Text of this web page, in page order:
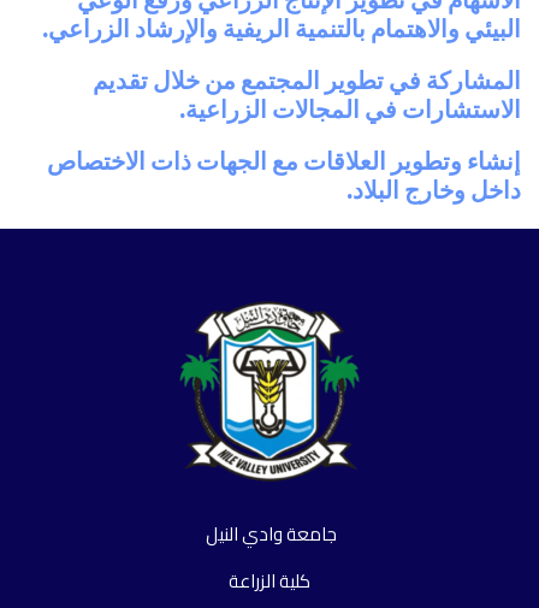
البيئي والاهتمام بالتنمية الريفية والإرشاد الزراعي.
المشاركة في تطوير المجتمع من خلال تقديم
الاستشارات في المجالات الزراعية.
إنشاء وتطوير العلاقات مع الجهات ذات الاختصاص
داخل وخارج البلاد.
جامعة وادي النيل
كلية الزراعة